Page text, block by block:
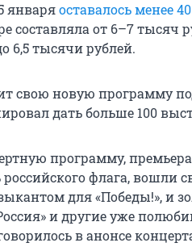
январяоставалось менее
составляла от 6–7 тысяч
6,5 тысячи рублей.
свою новую программу
дать больше 100
программу, премьера
флага, вошли
для «Победы!», и
и другие уже
в анонсе